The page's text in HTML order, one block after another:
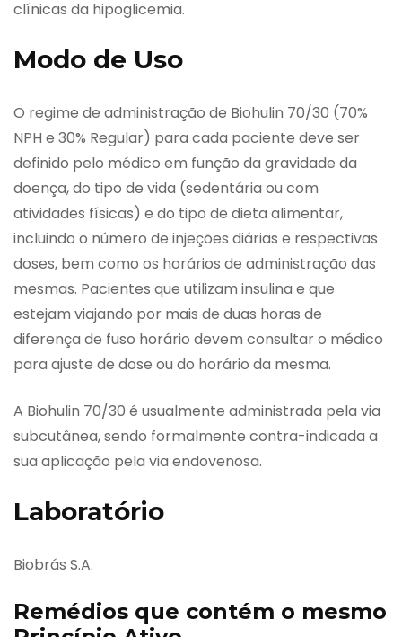
clínicas da hipoglicemia.
Modo de Uso
O regime de administração de Biohulin 70/30 (70%
NPH e 30% Regular) para cada paciente deve ser
definido pelo médico em função da gravidade da
doença, do tipo de vida (sedentária ou com
atividades físicas) e do tipo de dieta alimentar,
incluindo o número de injeções diárias e respectivas
doses, bem como os horários de administração das
mesmas. Pacientes que utilizam insulina e que
estejam viajando por mais de duas horas de
diferença de fuso horário devem consultar o médico
para ajuste de dose ou do horário da mesma.
A Biohulin 70/30 é usualmente administrada pela via
subcutânea, sendo formalmente contra-indicada a
sua aplicação pela via endovenosa.
Laboratório
Biobrás S.A.
Remédios que contém o mesmo